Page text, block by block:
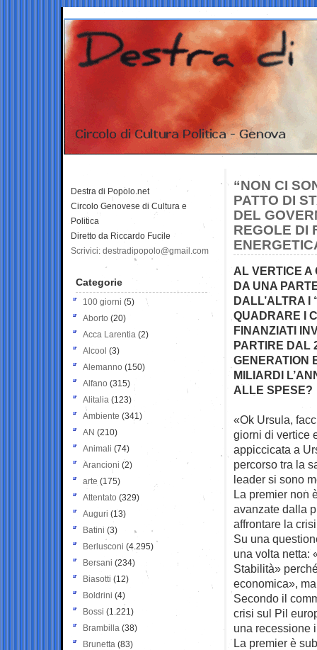
“NON CI
PATTO DI
DEL
REGOLE DI
AL VERTICE A
DA UNA
DALL’ALTRA I
QUADRARE I
FINANZIATI
PARTIRE DAL
GENERATION
MILIARDI
ALLE SPESE?
«Ok Ursula,
giorni di vertice
appiccicata a
percorso tra la
leader si sono
La premier non
avanzate dalla
affrontare la
Su una
una volta netta:
Stabilità»
economica»,
Secondo il
crisi sul Pil
una recessione
La premier è
Destra di Popolo.net
Circolo Genovese di Cultura e
Politica
Diretto da Riccardo Fucile
Scrivici: destradipopolo@gmail.com
Categorie
100 giorni (5)
Aborto (20)
Acca Larentia (2)
Alcool (3)
Alemanno (150)
Alfano (315)
Alitalia (123)
Ambiente (341)
AN (210)
Animali (74)
Arancioni (2)
arte (175)
Attentato (329)
Auguri (13)
Batini (3)
Berlusconi (4.295)
Bersani (234)
Biasotti (12)
Boldrini (4)
Bossi (1.221)
Brambilla (38)
Brunetta (83)